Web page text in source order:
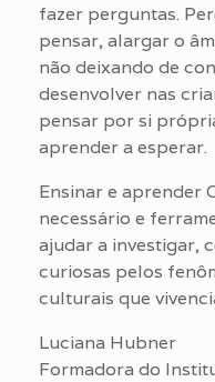
fazer perguntas.
pensar, alargar o
não deixando de
desenvolver nas
pensar por si
aprender a esperar.
Ensinar e aprender
necessário e
ajudar a investigar,
curiosas pelos
culturais que
Luciana Hubner
Formadora do